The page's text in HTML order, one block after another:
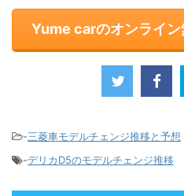
Yume carのオンライン
-三菱車モデルチェンジ推移と予想
-デリカD5のモデルチェンジ推移